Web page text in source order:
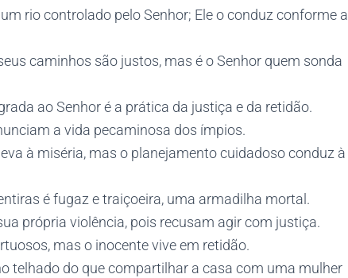
rio controlado pelo Senhor; Ele o conduz conforme a
caminhos são justos, mas é o Senhor quem sonda
ao Senhor é a prática da justiça e da retidão.
a vida pecaminosa dos ímpios.
à miséria, mas o planejamento cuidadoso conduz à
é fugaz e traiçoeira, uma armadilha mortal.
própria violência, pois recusam agir com justiça.
mas o inocente vive em retidão.
telhado do que compartilhar a casa com uma mulher